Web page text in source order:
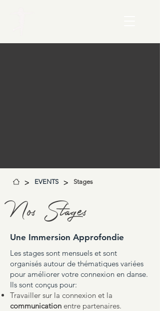
> EVENTS > Stages
Nos Stages
Une Immersion Approfondie
​​Les stages sont mensuels et sont
organisés autour de thématiques variées
pour améliorer votre connexion en danse.
Ils sont conçus pour:
Travailler sur la connexion et la
communication entre partenaires.